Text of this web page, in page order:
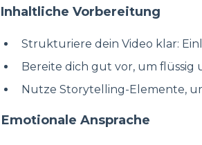
Inhaltliche Vorbereitung
Strukturiere dein Video klar:
Bereite dich gut vor, um
Nutze Storytelling-Elemente,
Emotionale Ansprache